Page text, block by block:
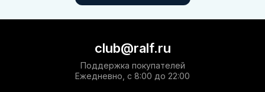
club@ralf.ru
Поддержка покупателей
Ежедневно, с 8:00 до 22:00